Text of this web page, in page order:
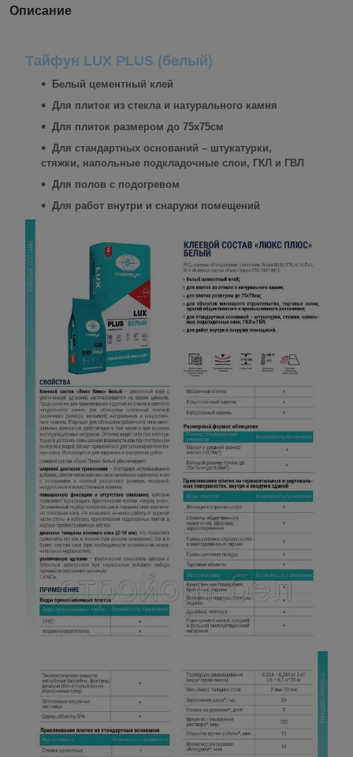
Описание
Тайфун LUX PLUS (белый)
Белый цементный клей
Для плиток из стекла и натурального камня
Для плиток размером до 75х75см
Для стандартных оснований – штукатурки,
стяжки, напольные подкладочные слои, ГКЛ и ГВЛ
Для полов с подогревом
Для работ внутри и снаружи помещений